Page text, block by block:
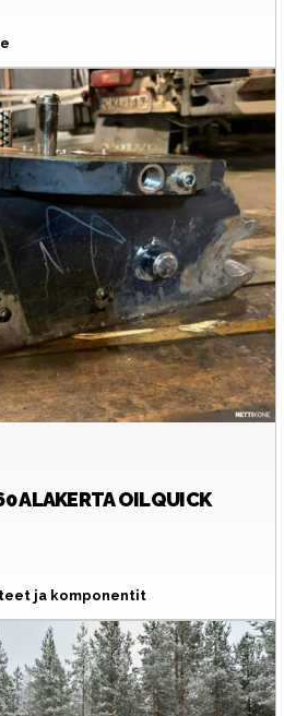
ALAKERTA OILQUICK
ja komponentit